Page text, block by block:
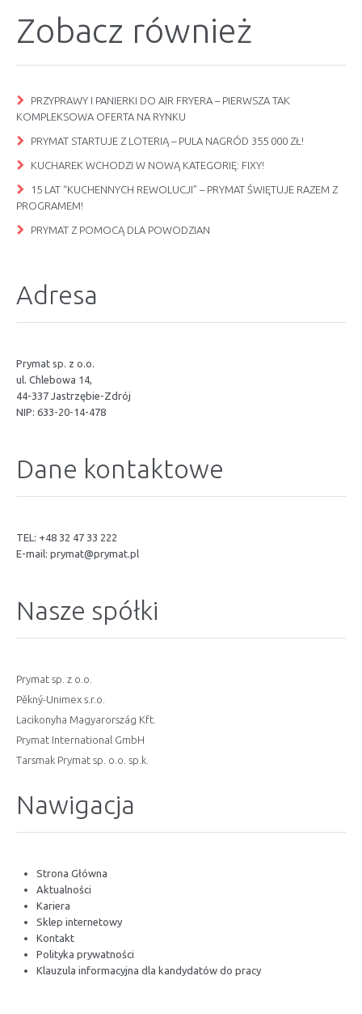
Zobacz również
PRZYPRAWY I PANIERKI DO AIR FRYERA – PIERWSZA TAK
KOMPLEKSOWA OFERTA NA RYNKU
PRYMAT STARTUJE Z LOTERIĄ – PULA NAGRÓD 355 000 ZŁ!
KUCHAREK WCHODZI W NOWĄ KATEGORIĘ: FIXY!
15 LAT “KUCHENNYCH REWOLUCJI” – PRYMAT ŚWIĘTUJE RAZEM Z
PROGRAMEM!
PRYMAT Z POMOCĄ DLA POWODZIAN
Adresa
Prymat sp. z o.o.
ul. Chlebowa 14,
44-337 Jastrzębie-Zdrój
NIP: 633-20-14-478
Dane kontaktowe
TEL: +48 32 47 33 222
E-mail: prymat@prymat.pl
Nasze spółki
Prymat sp. z o.o.
Pěkný-Unimex s.r.o.
Lacikonyha Magyarország Kft.
Prymat International GmbH
Tarsmak Prymat sp. o.o. sp.k.
Nawigacja
Strona Główna
Aktualności
Kariera
Sklep internetowy
Kontakt
Polityka prywatności
Klauzula informacyjna dla kandydatów do pracy